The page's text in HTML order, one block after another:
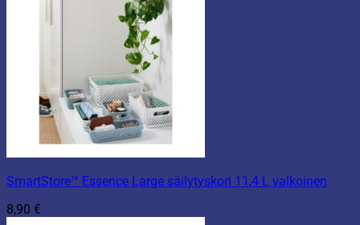
SmartStore™ Essence Large säilytyskori 11,4 L valkoinen
8,90 €